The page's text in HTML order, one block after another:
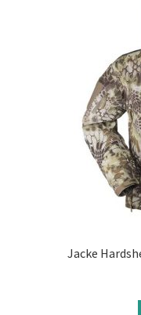
Jacke